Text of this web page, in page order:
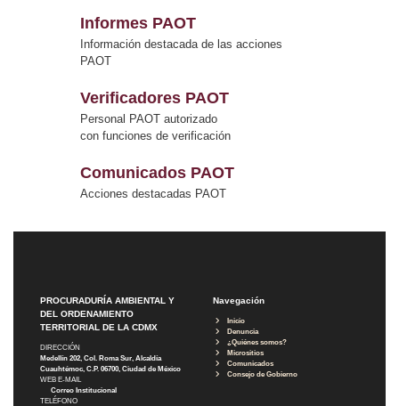
Informes PAOT
Información destacada de las acciones
PAOT
Verificadores PAOT
Personal PAOT autorizado
con funciones de verificación
Comunicados PAOT
Acciones destacadas PAOT
PROCURADURÍA AMBIENTAL Y
DEL ORDENAMIENTO
TERRITORIAL DE LA CDMX
DIRECCIÓN
Medellín 202, Col. Roma Sur, Alcaldía
Cuauhtémoc, C.P. 06700, Ciudad de México
WEB E-MAIL
Correo Institucional
TELÉFONO
Navegación
Inicio
Denuncia
¿Quiénes somos?
Micrositios
Comunicados
Consejo de Gobierno